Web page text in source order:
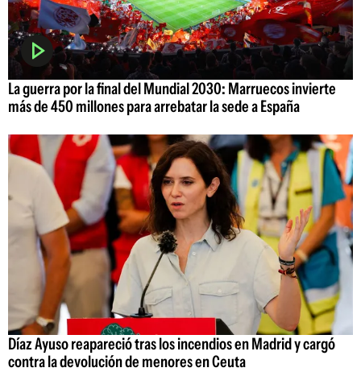
La guerra por la final del Mundial 2030: Marruecos invierte
más de 450 millones para arrebatar la sede a España
Díaz Ayuso reapareció tras los incendios en Madrid y cargó
contra la devolución de menores en Ceuta